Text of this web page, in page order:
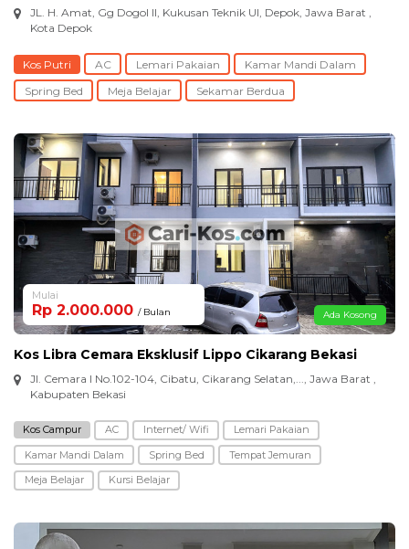
JL. H. Amat, Gg Dogol II, Kukusan Teknik UI, Depok, Jawa Barat ,
Kota Depok
Kos Putri AC Lemari Pakaian
Kamar Mandi Dalam
Spring Bed
Meja Belajar Sekamar Berdua
Mulai
Rp 2.000.000 / Bulan Ada Kosong
Kos Libra Cemara Eksklusif Lippo Cikarang Bekasi
Jl. Cemara I No.102-104, Cibatu, Cikarang Selatan,..., Jawa Barat ,
Kabupaten Bekasi
Kos Campur AC Internet/ Wifi
Lemari Pakaian
Kamar Mandi Dalam
Spring Bed
Tempat Jemuran
Meja Belajar
Kursi Belajar